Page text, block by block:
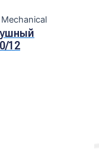
12